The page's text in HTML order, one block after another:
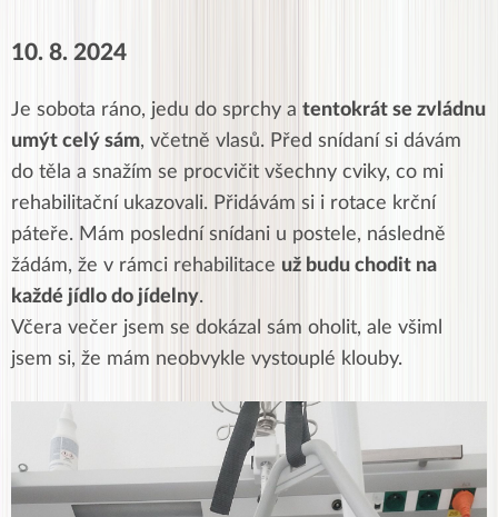
10. 8. 2024
Je sobota ráno, jedu do sprchy a tentokrát se zvládnu
umýt celý sám, včetně vlasů. Před snídaní si dávám
do těla a snažím se procvičit všechny cviky, co mi
rehabilitační ukazovali. Přidávám si i rotace krční
páteře. Mám poslední snídani u postele, následně
žádám, že v rámci rehabilitace už budu chodit na
každé jídlo do jídelny.
Včera večer jsem se dokázal sám oholit, ale všiml
jsem si, že mám neobvykle vystouplé klouby.